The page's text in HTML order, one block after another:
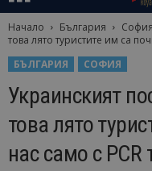
Начало България София
това лято туристите им са
БЪЛГАРИЯ
СОФИЯ
Украинският
това лято
нас само с PCR